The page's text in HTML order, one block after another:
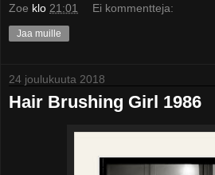
Zoe klo 21:01 Ei kommentteja:
Jaa muille
24 joulukuuta 2018
Hair Brushing Girl 1986